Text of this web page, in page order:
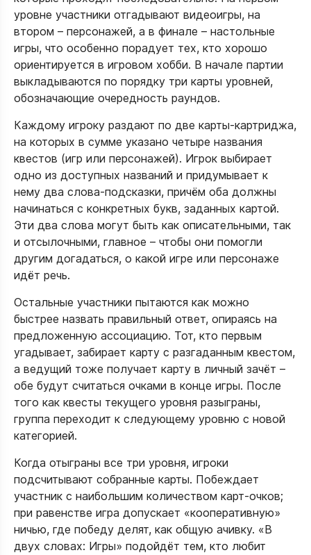
уровне участники отгадывают видеоигры, на
втором – персонажей, а в финале – настольные
игры, что особенно порадует тех, кто хорошо
ориентируется в игровом хобби. В начале партии
выкладываются по порядку три карты уровней,
обозначающие очередность раундов.​
Каждому игроку раздают по две карты‑картриджа,
на которых в сумме указано четыре названия
квестов (игр или персонажей). Игрок выбирает
одно из доступных названий и придумывает к
нему два слова‑подсказки, причём оба должны
начинаться с конкретных букв, заданных картой.
Эти два слова могут быть как описательными, так
и отсылочными, главное – чтобы они помогли
другим догадаться, о какой игре или персонаже
идёт речь.​
Остальные участники пытаются как можно
быстрее назвать правильный ответ, опираясь на
предложенную ассоциацию. Тот, кто первым
угадывает, забирает карту с разгаданным квестом,
а ведущий тоже получает карту в личный зачёт –
обе будут считаться очками в конце игры. После
того как квесты текущего уровня разыграны,
группа переходит к следующему уровню с новой
категорией.​
Когда отыграны все три уровня, игроки
подсчитывают собранные карты. Побеждает
участник с наибольшим количеством карт‑очков;
при равенстве игра допускает «кооперативную»
ничью, где победу делят, как общую ачивку. «В
двух словах: Игры» подойдёт тем, кто любит